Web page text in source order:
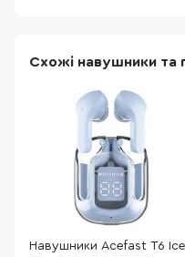
Схожі навушники та
Навушники Acefast T6 Ice